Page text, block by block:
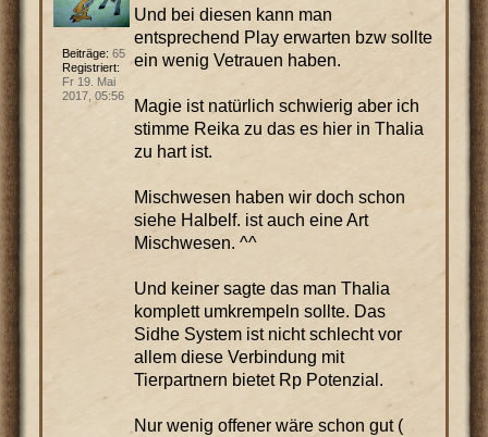
Und bei diesen kann man
entsprechend Play erwarten bzw sollte
ein wenig Vetrauen haben.
Magie ist natürlich schwierig aber ich
stimme Reika zu das es hier in Thalia
zu hart ist.
Mischwesen haben wir doch schon
siehe Halbelf. ist auch eine Art
Mischwesen. ^^
Und keiner sagte das man Thalia
komplett umkrempeln sollte. Das
Sidhe System ist nicht schlecht vor
allem diese Verbindung mit
Tierpartnern bietet Rp Potenzial.
Nur wenig offener wäre schon gut (
Beiträge: 65
Registriert:
Fr 19. Mai
2017, 05:56